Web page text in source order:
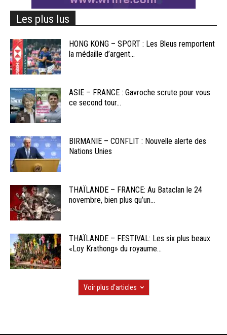
Les plus lus
HONG KONG – SPORT : Les Bleus remportent
la médaille d’argent...
ASIE – FRANCE : Gavroche scrute pour vous
ce second tour...
BIRMANIE – CONFLIT : Nouvelle alerte des
Nations Unies
THAÏLANDE – FRANCE: Au Bataclan le 24
novembre, bien plus qu’un...
THAÏLANDE – FESTIVAL: Les six plus beaux
«Loy Krathong» du royaume...
Voir plus d'articles